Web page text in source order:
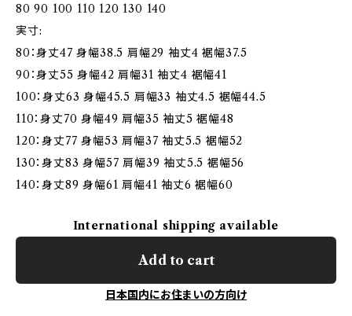
80 90 100 110 120 130 140
実寸:
80：身丈47 身幅38.5 肩幅29 袖丈4 裾幅37.5
90：身丈55 身幅42 肩幅31 袖丈4 裾幅41
100：身丈63 身幅45.5 肩幅33 袖丈4.5 裾幅44.5
110：身丈70 身幅49 肩幅35 袖丈5 裾幅48
120：身丈77 身幅53 肩幅37 袖丈5.5 裾幅52
130：身丈83 身幅57 肩幅39 袖丈5.5 裾幅56
140：身丈89 身幅61 肩幅41 袖丈6 裾幅60
International shipping available
Add to cart
日本国内にお住まいの方向け